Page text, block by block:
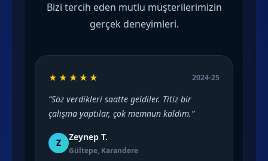
Bizi tercih eden mutlu müşterilerimizin
gerçek deneyimleri.
★★★★★ 2024-25
“Söz verdikleri saatte geldiler. Titiz bir
çalışma yaptılar, çok memnun kaldım.”
Z
Zeynep T.
Gültepe, Karandere